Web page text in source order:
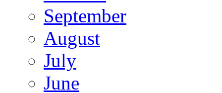
September
August
July
June